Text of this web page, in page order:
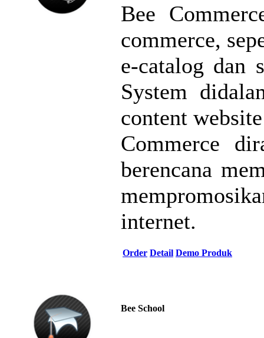
Bee
commerce,
e-catalog dan
System
content
Commerce
berencana
internet.
Order Detail Demo Produk
Bee School